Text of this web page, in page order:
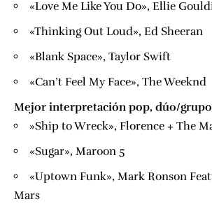
«Love Me Like You Do», Ellie
«Thinking Out Loud», Ed Sheeran
«Blank Space», Taylor Swift
«Can’t Feel My Face», The Weeknd
Mejor interpretación pop, dúo/
​»Ship to Wreck», Florence + The
«Sugar», Maroon 5
«Uptown Funk», Mark Ronson
Mars